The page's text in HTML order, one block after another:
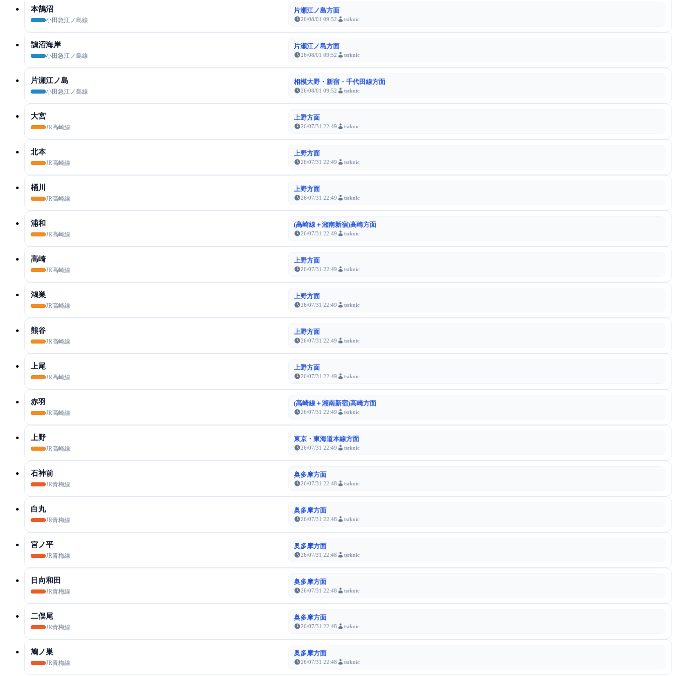
本鵠沼
小田急江ノ島線
片瀬江ノ島方面
26/08/01 09:52 tsrknic
鵠沼海岸
小田急江ノ島線
片瀬江ノ島方面
26/08/01 09:52 tsrknic
片瀬江ノ島
小田急江ノ島線
相模大野・新宿・千代田線方面
26/08/01 09:52 tsrknic
大宮
JR高崎線
上野方面
26/07/31 22:49 tsrknic
北本
JR高崎線
上野方面
26/07/31 22:49 tsrknic
桶川
JR高崎線
上野方面
26/07/31 22:49 tsrknic
浦和
JR高崎線
(高崎線＋湘南新宿)高崎方面
26/07/31 22:49 tsrknic
高崎
JR高崎線
上野方面
26/07/31 22:49 tsrknic
鴻巣
JR高崎線
上野方面
26/07/31 22:49 tsrknic
熊谷
JR高崎線
上野方面
26/07/31 22:49 tsrknic
上尾
JR高崎線
上野方面
26/07/31 22:49 tsrknic
赤羽
JR高崎線
(高崎線＋湘南新宿)高崎方面
26/07/31 22:49 tsrknic
上野
JR高崎線
東京・東海道本線方面
26/07/31 22:49 tsrknic
石神前
JR青梅線
奥多摩方面
26/07/31 22:48 tsrknic
白丸
JR青梅線
奥多摩方面
26/07/31 22:48 tsrknic
宮ノ平
JR青梅線
奥多摩方面
26/07/31 22:48 tsrknic
日向和田
JR青梅線
奥多摩方面
26/07/31 22:48 tsrknic
二俣尾
JR青梅線
奥多摩方面
26/07/31 22:48 tsrknic
鳩ノ巣
JR青梅線
奥多摩方面
26/07/31 22:48 tsrknic